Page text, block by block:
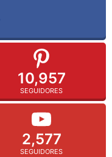
10,957
SEGUIDORES
2,577
SEGUIDORES